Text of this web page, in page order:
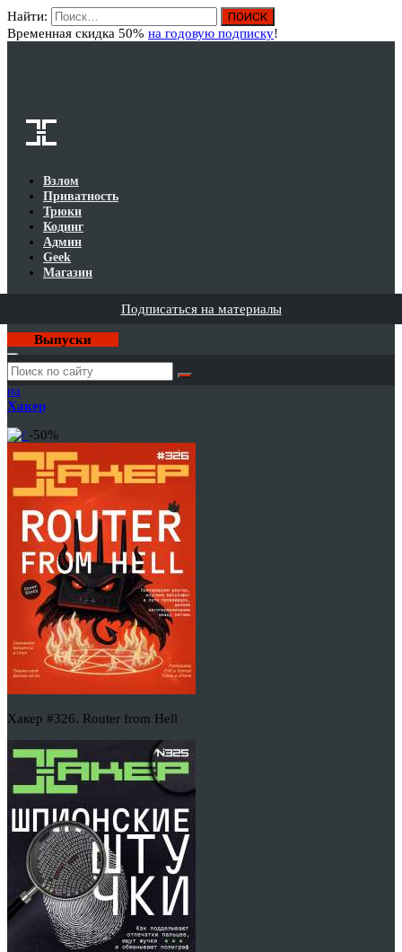
Найти:
Временная скидка 50% на годовую подписку!
Взлом
Приватность
Трюки
Кодинг
Админ
Geek
Магазин
Подписаться на материалы
Выпуски
Годовая
подписка
на
Хакер
-50%
Хакер #326. Router from Hell